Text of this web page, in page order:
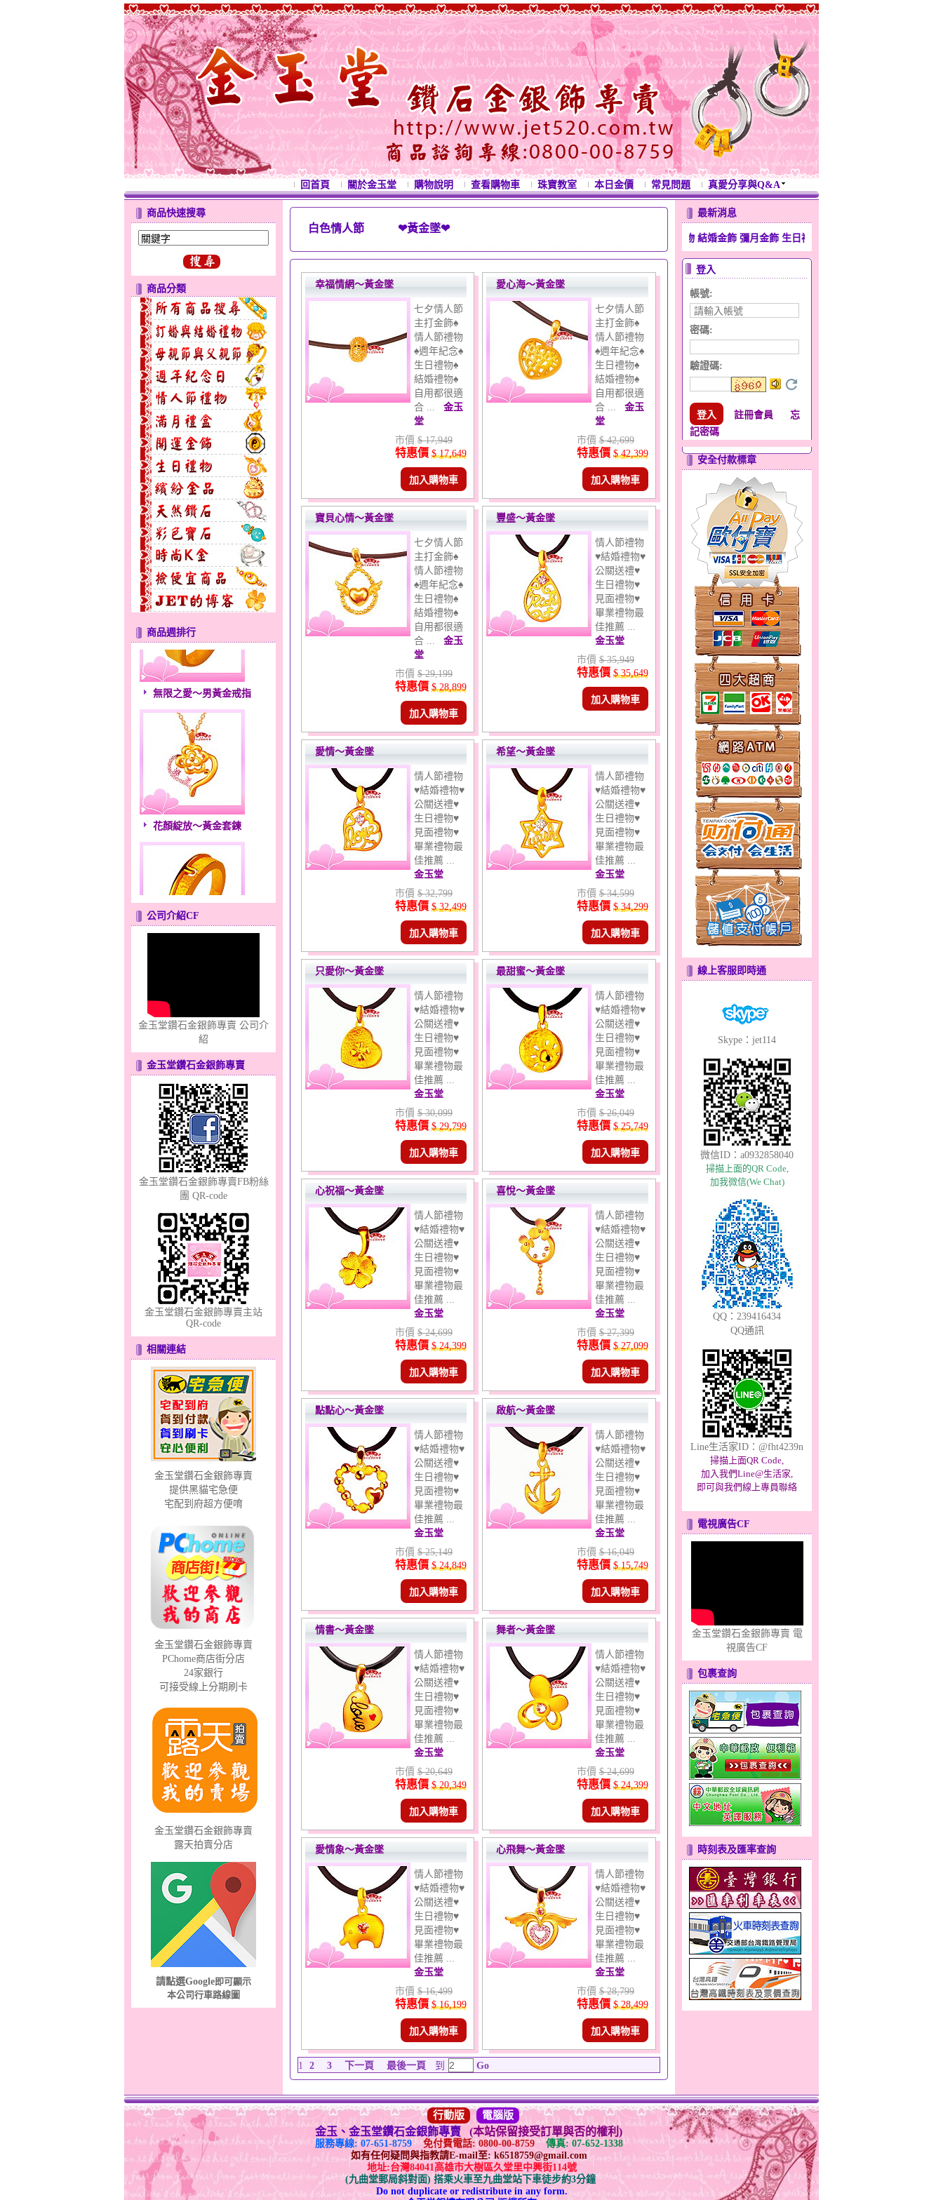
回首頁 關於金玉堂 購物說明 查看購物車 珠寶教室 本日金價 常見問題 真愛分享與Q&A
商品快速搜尋
商品分類
商品週排行
無限之愛～男黃金戒指
花顏綻放～黃金套鍊
心之舞～金銀鋼套鍊
幸福洋溢～金銀鋼套鍊
分享愛～金銀鋼套鍊
貓頭鷹～黃金耳環
幸福祈願～金銀鋼套鍊
夢想幸福～男黃金戒指
甜心女孩～金銀鋼女套鍊
公司介紹CF
金玉堂鑽石金銀飾專賣 公司介
紹
金玉堂鑽石金銀飾專賣
金玉堂鑽石金銀飾專賣FB粉絲
團 QR-code
金玉堂鑽石金銀飾專賣主站
QR-code
相關連結
金玉堂鑽石金銀飾專賣
提供黑貓宅急便
宅配到府超方便唷
金玉堂鑽石金銀飾專賣
PChome商店街分店
24家銀行
可接受線上分期刷卡
金玉堂鑽石金銀飾專賣
露天拍賣分店
請點選Google即可顯示
本公司行車路線圖
白色情人節 ❤黃金墜❤
幸福情網～黃金墜
七夕情人節
主打金飾♠
情人節禮物
♠週年紀念♠
生日禮物♠
結婚禮物♠
自用都很適
合 ... 金玉
堂
市價 $ 17,949
特惠價 $ 17,649
加入購物車
愛心海～黃金墜
七夕情人節
主打金飾♠
情人節禮物
♠週年紀念♠
生日禮物♠
結婚禮物♠
自用都很適
合 ... 金玉
堂
市價 $ 42,699
特惠價 $ 42,399
加入購物車
寶貝心情～黃金墜
七夕情人節
主打金飾♠
情人節禮物
♠週年紀念♠
生日禮物♠
結婚禮物♠
自用都很適
合 ... 金玉
堂
市價 $ 29,199
特惠價 $ 28,899
加入購物車
豐盛～黃金墜
情人節禮物
♥結婚禮物♥
公關送禮♥
生日禮物♥
見面禮物♥
畢業禮物最
佳推薦 ...
金玉堂
市價 $ 35,949
特惠價 $ 35,649
加入購物車
愛情～黃金墜
情人節禮物
♥結婚禮物♥
公關送禮♥
生日禮物♥
見面禮物♥
畢業禮物最
佳推薦 ...
金玉堂
市價 $ 32,799
特惠價 $ 32,499
加入購物車
希望～黃金墜
情人節禮物
♥結婚禮物♥
公關送禮♥
生日禮物♥
見面禮物♥
畢業禮物最
佳推薦 ...
金玉堂
市價 $ 34,599
特惠價 $ 34,299
加入購物車
只愛你～黃金墜
情人節禮物
♥結婚禮物♥
公關送禮♥
生日禮物♥
見面禮物♥
畢業禮物最
佳推薦 ...
金玉堂
市價 $ 30,099
特惠價 $ 29,799
加入購物車
最甜蜜～黃金墜
情人節禮物
♥結婚禮物♥
公關送禮♥
生日禮物♥
見面禮物♥
畢業禮物最
佳推薦 ...
金玉堂
市價 $ 26,049
特惠價 $ 25,749
加入購物車
心祝福～黃金墜
情人節禮物
♥結婚禮物♥
公關送禮♥
生日禮物♥
見面禮物♥
畢業禮物最
佳推薦 ...
金玉堂
市價 $ 24,699
特惠價 $ 24,399
加入購物車
喜悅～黃金墜
情人節禮物
♥結婚禮物♥
公關送禮♥
生日禮物♥
見面禮物♥
畢業禮物最
佳推薦 ...
金玉堂
市價 $ 27,399
特惠價 $ 27,099
加入購物車
點點心～黃金墜
情人節禮物
♥結婚禮物♥
公關送禮♥
生日禮物♥
見面禮物♥
畢業禮物最
佳推薦 ...
金玉堂
市價 $ 25,149
特惠價 $ 24,849
加入購物車
啟航～黃金墜
情人節禮物
♥結婚禮物♥
公關送禮♥
生日禮物♥
見面禮物♥
畢業禮物最
佳推薦 ...
金玉堂
市價 $ 16,049
特惠價 $ 15,749
加入購物車
情書～黃金墜
情人節禮物
♥結婚禮物♥
公關送禮♥
生日禮物♥
見面禮物♥
畢業禮物最
佳推薦 ...
金玉堂
市價 $ 20,649
特惠價 $ 20,349
加入購物車
舞者～黃金墜
情人節禮物
♥結婚禮物♥
公關送禮♥
生日禮物♥
見面禮物♥
畢業禮物最
佳推薦 ...
金玉堂
市價 $ 24,699
特惠價 $ 24,399
加入購物車
愛情象～黃金墜
情人節禮物
♥結婚禮物♥
公關送禮♥
生日禮物♥
見面禮物♥
畢業禮物最
佳推薦 ...
金玉堂
市價 $ 16,499
特惠價 $ 16,199
加入購物車
心飛舞～黃金墜
情人節禮物
♥結婚禮物♥
公關送禮♥
生日禮物♥
見面禮物♥
畢業禮物最
佳推薦 ...
金玉堂
市價 $ 28,799
特惠價 $ 28,499
加入購物車
1 2 3 下一頁 最後一頁 到 Go
最新消息
西洋情人節禮物 母親節禮物 七夕情人節禮物 白色情人節禮物 結婚金飾 彌月金飾 生日禮物 滿月金飾 週年紀念禮物 開運金飾 新
登入
帳號:
密碼:
驗證碼:
註冊會員
忘
記密碼
安全付款標章
線上客服即時通
Skype：jet114
微信ID：a0932858040
掃描上面的QR Code,
加我微信(We Chat)
QQ：239416434
QQ通訊
Line生活家ID：@fht4239n
掃描上面QR Code,
加入我們Line@生活家,
即可與我們線上專員聯絡
電視廣告CF
金玉堂鑽石金銀飾專賣 電
視廣告CF
包裹查詢
時刻表及匯率查詢
行動版 電腦版
金玉、金玉堂鑽石金銀飾專賣 (本站保留接受訂單與否的權利)
服務專線: 07-651-8759 免付費電話: 0800-00-8759
傳真: 07-652-1338
如有任何疑問與指教請E-mail至: k6518759@gmail.com
地址:台灣84041高雄市大樹區久堂里中興街114號
(九曲堂郵局斜對面) 搭乘火車至九曲堂站下車徒步約3分鐘
Do not duplicate or redistribute in any form.